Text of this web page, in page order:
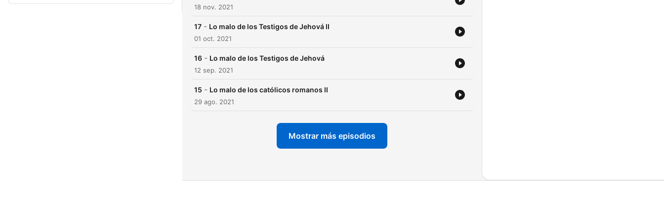
18 nov. 2021
17 - Lo malo de los Testigos de Jehová II
01 oct. 2021
16 - Lo malo de los Testigos de Jehová
12 sep. 2021
15 - Lo malo de los católicos romanos II
29 ago. 2021
Mostrar más episodios